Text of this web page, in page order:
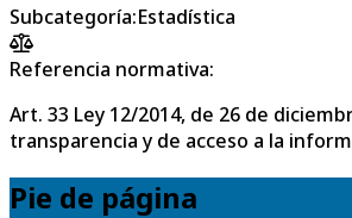
Subcategoría:Estadística
Referencia normativa:
Art. 33 Ley 12/2014, de 26 de
transparencia y de acceso a la
Pie de página